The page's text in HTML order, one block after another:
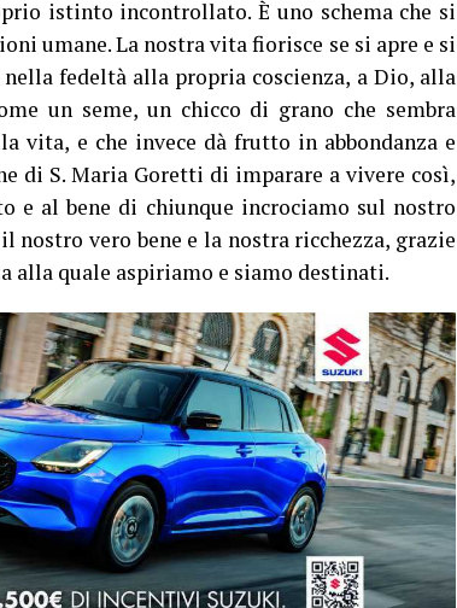
istinto incontrollato. È uno schema che si
umane. La nostra vita fiorisce se si apre e si
fedeltà alla propria coscienza, a Dio, alla
un seme, un chicco di grano che sembra
vita, e che invece dà frutto in abbondanza e
di S. Maria Goretti di imparare a vivere così,
e al bene di chiunque incrociamo sul nostro
vero bene e la nostra ricchezza, grazie
alla quale aspiriamo e siamo destinati.